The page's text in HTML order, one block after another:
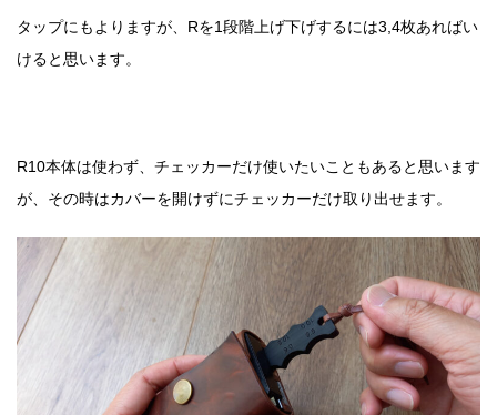
タップにもよりますが、Rを1段階上げ下げするには3,4枚あればい
けると思います。
R10本体は使わず、チェッカーだけ使いたいこともあると思います
が、その時はカバーを開けずにチェッカーだけ取り出せます。